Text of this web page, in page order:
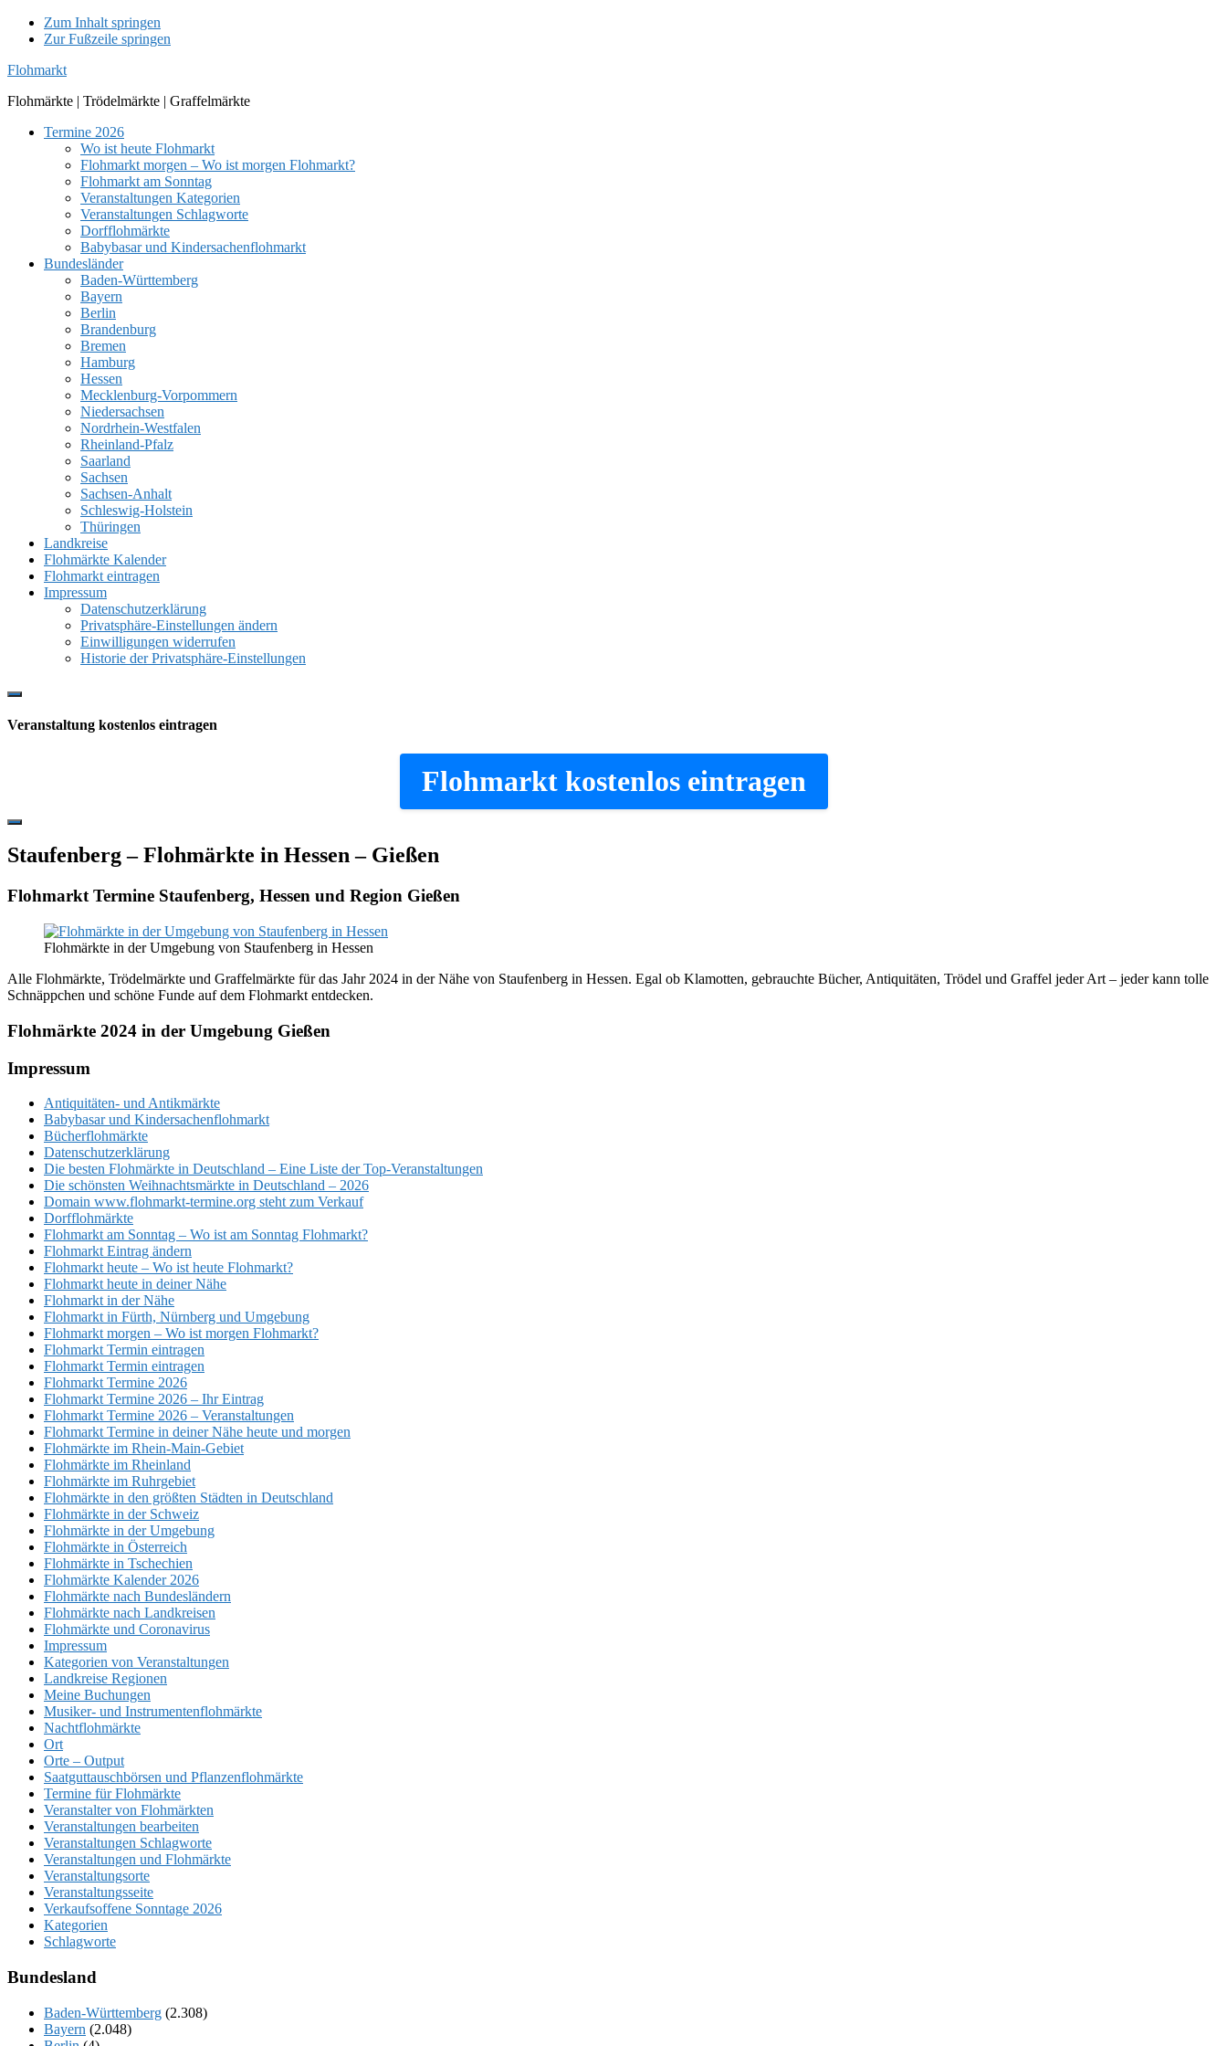
Zum Inhalt springen
Zur Fußzeile springen
Flohmarkt
Flohmärkte | Trödelmärkte | Graffelmärkte
Termine 2026
Wo ist heute Flohmarkt
Flohmarkt morgen – Wo ist morgen Flohmarkt?
Flohmarkt am Sonntag
Veranstaltungen Kategorien
Veranstaltungen Schlagworte
Dorfflohmärkte
Babybasar und Kindersachenflohmarkt
Bundesländer
Baden-Württemberg
Bayern
Berlin
Brandenburg
Bremen
Hamburg
Hessen
Mecklenburg-Vorpommern
Niedersachsen
Nordrhein-Westfalen
Rheinland-Pfalz
Saarland
Sachsen
Sachsen-Anhalt
Schleswig-Holstein
Thüringen
Landkreise
Flohmärkte Kalender
Flohmarkt eintragen
Impressum
Datenschutzerklärung
Privatsphäre-Einstellungen ändern
Einwilligungen widerrufen
Historie der Privatsphäre-Einstellungen
Show
Content
Veranstaltung kostenlos eintragen
Flohmarkt kostenlos eintragen
Hide
Content
Staufenberg – Flohmärkte in Hessen – Gießen
Flohmarkt Termine Staufenberg, Hessen und Region Gießen
Flohmärkte in der Umgebung von Staufenberg in Hessen
Alle Flohmärkte, Trödelmärkte und Graffelmärkte für das Jahr 2024 in der Nähe von Staufenberg in Hessen. Egal ob Klamotten, gebrauchte Bücher, Antiquitäten, Trödel und Graffel jeder Art – jeder kann tolle
Schnäppchen und schöne Funde auf dem Flohmarkt entdecken.
Flohmärkte 2024 in der Umgebung Gießen
Footer
Impressum
Antiquitäten- und Antikmärkte
Babybasar und Kindersachenflohmarkt
Bücherflohmärkte
Datenschutzerklärung
Die besten Flohmärkte in Deutschland – Eine Liste der Top-Veranstaltungen
Die schönsten Weihnachtsmärkte in Deutschland – 2026
Domain www.flohmarkt-termine.org steht zum Verkauf
Dorfflohmärkte
Flohmarkt am Sonntag – Wo ist am Sonntag Flohmarkt?
Flohmarkt Eintrag ändern
Flohmarkt heute – Wo ist heute Flohmarkt?
Flohmarkt heute in deiner Nähe
Flohmarkt in der Nähe
Flohmarkt in Fürth, Nürnberg und Umgebung
Flohmarkt morgen – Wo ist morgen Flohmarkt?
Flohmarkt Termin eintragen
Flohmarkt Termin eintragen
Flohmarkt Termine 2026
Flohmarkt Termine 2026 – Ihr Eintrag
Flohmarkt Termine 2026 – Veranstaltungen
Flohmarkt Termine in deiner Nähe heute und morgen
Flohmärkte im Rhein-Main-Gebiet
Flohmärkte im Rheinland
Flohmärkte im Ruhrgebiet
Flohmärkte in den größten Städten in Deutschland
Flohmärkte in der Schweiz
Flohmärkte in der Umgebung
Flohmärkte in Österreich
Flohmärkte in Tschechien
Flohmärkte Kalender 2026
Flohmärkte nach Bundesländern
Flohmärkte nach Landkreisen
Flohmärkte und Coronavirus
Impressum
Kategorien von Veranstaltungen
Landkreise Regionen
Meine Buchungen
Musiker- und Instrumentenflohmärkte
Nachtflohmärkte
Ort
Orte – Output
Saatguttauschbörsen und Pflanzenflohmärkte
Termine für Flohmärkte
Veranstalter von Flohmärkten
Veranstaltungen bearbeiten
Veranstaltungen Schlagworte
Veranstaltungen und Flohmärkte
Veranstaltungsorte
Veranstaltungsseite
Verkaufsoffene Sonntage 2026
Kategorien
Schlagworte
Bundesland
Baden-Württemberg (2.308)
Bayern (2.048)